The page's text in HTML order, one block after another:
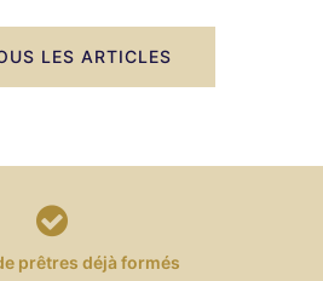
LES ARTICLES
prêtres déjà formés